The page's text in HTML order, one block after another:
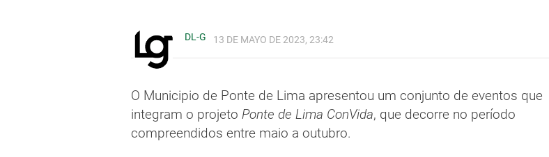
DL-G 13 DE MAYO DE 2023, 23:42
O Municipio de Ponte de Lima apresentou um conjunto de eventos que
integram o projeto Ponte de Lima ConVida, que decorre no período
compreendidos entre maio a outubro.